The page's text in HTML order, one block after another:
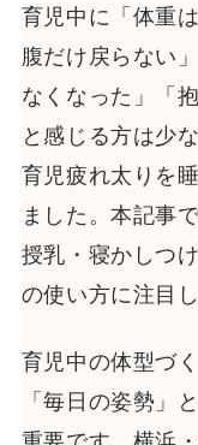
育児中に「体重
腹だけ戻らない
なくなった」「
と感じる方は少
育児疲れ太りを
ました。本記事
授乳・寝かしつ
の使い方に注目し
育児中の体型づ
「毎日の姿勢」